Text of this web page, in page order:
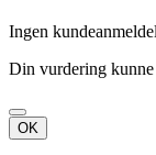
Ingen
Din vurdering kunne
OK